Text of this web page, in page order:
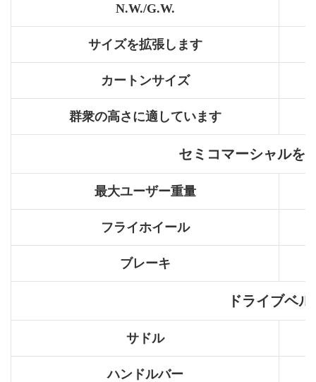
N.W./G.W.
サイズを拡張します
カートンサイズ
群衆の高さに適しています
セミコマーシャルを
最大ユーザー重量
フライホイール
ブレーキ
ドライブベル
サドル
ハンドルバー